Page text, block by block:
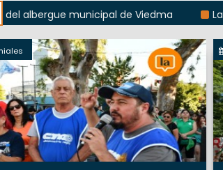
municipal de Viedma La Unesco
provincial en Roca